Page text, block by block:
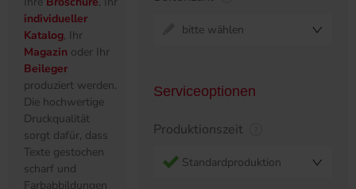
individueller
Katalog, Ihr
Magazin oder Ihr
Beileger
produziert werden.
Die hochwertige
Druckqualität
sorgt dafür, dass
Texte gestochen
scharf und
Farbabbildungen
bitte wählen
Serviceoptionen
Produktionszeit
Standardproduktion